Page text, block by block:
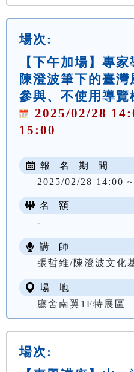
場次:
【下午加場】專
陳澄波筆下的臺
參與、不使用導覽
2025/02/28
15:00
報 名 期 間
2025/02/28 14:00
名 額
-
講 師
張哲維/陳澄波文化
場 地
廳舍南翼1F特展區
場次: